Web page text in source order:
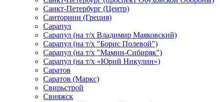
Санкт-Петербург (Центр)
Санторини (Греция)
Сарапул
Сарапул (на т/х Владимир Маяковский)
Сарапул (на т/х "Борис Полевой")
Сарапул (на т/х "Мамин-Сибиряк")
Сарапул (на т/х «Юрий Никулин»)
Саратов
Саратов (Маркс)
Свирьстрой
Свияжск